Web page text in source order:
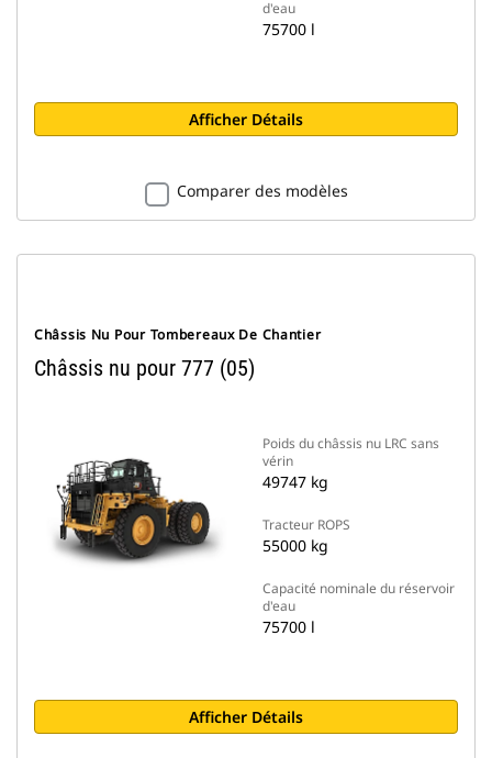
d'eau
75700 l
Afficher Détails
Comparer des modèles
Châssis Nu Pour Tombereaux De Chantier
Châssis nu pour 777 (05)
Poids du châssis nu LRC sans
vérin
49747 kg
Tracteur ROPS
55000 kg
Capacité nominale du réservoir
d'eau
75700 l
Afficher Détails